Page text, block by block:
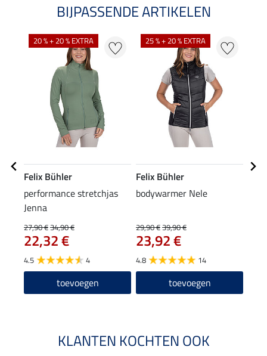
BIJPASSENDE ARTIKELEN
20 % + 20 % EXTRA
Felix Bühler
performance stretchjas
Jenna
27,90 €34,90 €
22,32 €
4.5 4
toevoegen
25 % + 20 % EXTRA
Felix Bühler
bodywarmer Nele
29,90 €39,90 €
23,92 €
4.8 14
toevoegen
KLANTEN KOCHTEN OOK